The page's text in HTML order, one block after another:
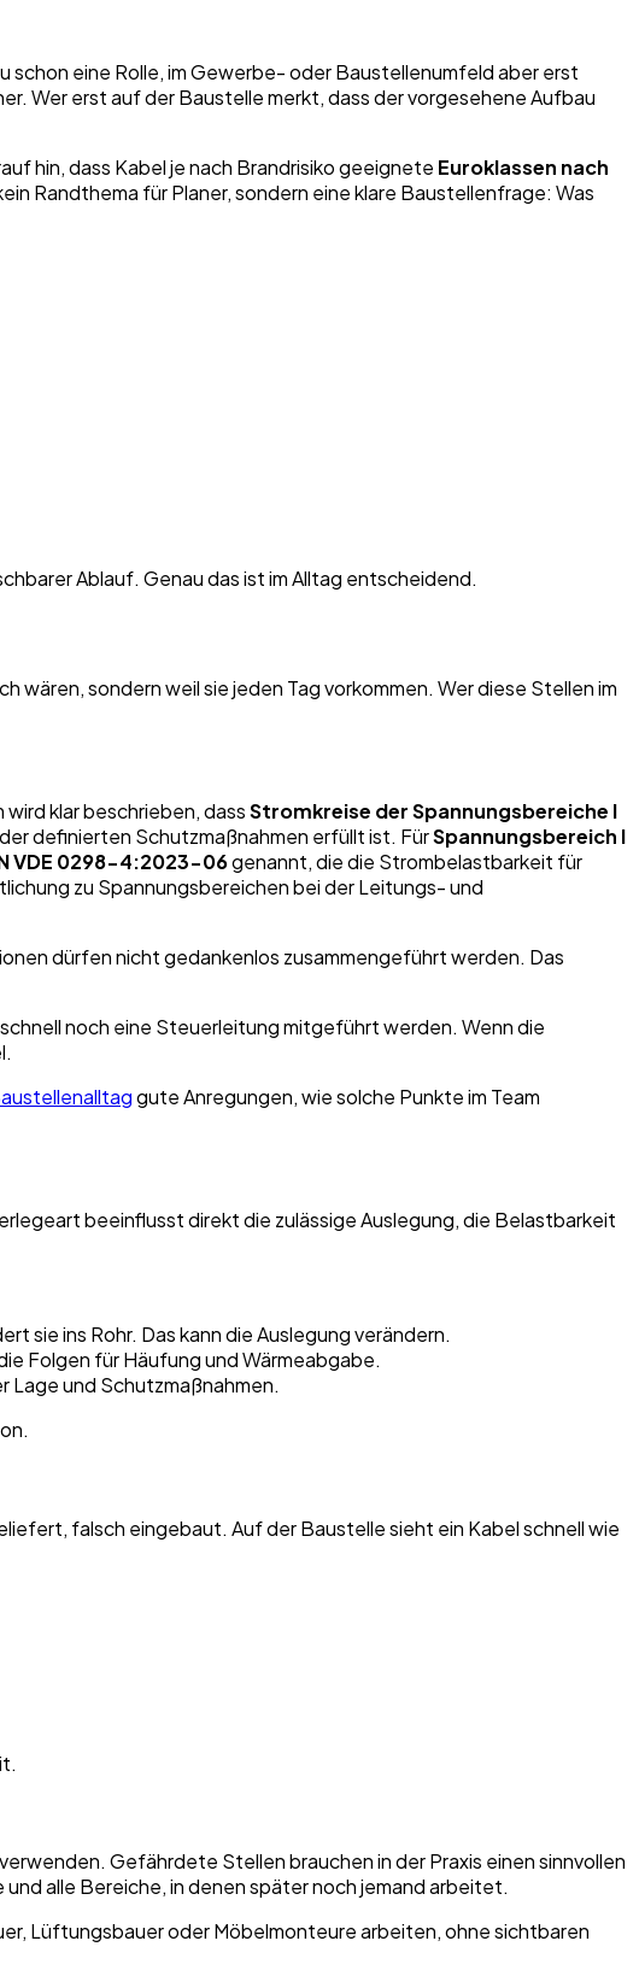
eine Rolle, im Gewerbe- oder Baustellenumfeld aber erst
Wer erst auf der Baustelle merkt, dass der vorgesehene Aufbau
hin, dass Kabel je nach Brandrisiko geeignete Euroklassen nach
Randthema für Planer, sondern eine klare Baustellenfrage: Was
Ablauf. Genau das ist im Alltag entscheidend.
sondern weil sie jeden Tag vorkommen. Wer diese Stellen im
klar beschrieben, dassStromkreise der Spannungsbereiche I
definierten Schutzmaßnahmen erfüllt ist. FürSpannungsbereich I
VDE 0298-4:2023-06genannt, die die Strombelastbarkeit für
zu Spannungsbereichen bei der Leitungs- und
dürfen nicht gedankenlos zusammengeführt werden. Das
noch eine Steuerleitung mitgeführt werden. Wenn die
gute Anregungen, wie solche Punkte im Team
beeinflusst direkt die zulässige Auslegung, die Belastbarkeit
sie ins Rohr. Das kann die Auslegung verändern.
Folgen für Häufung und Wärmeabgabe.
Lage und Schutzmaßnahmen.
falsch eingebaut. Auf der Baustelle sieht ein Kabel schnell wie
Gefährdete Stellen brauchen in der Praxis einen sinnvollen
alle Bereiche, in denen später noch jemand arbeitet.
Lüftungsbauer oder Möbelmonteure arbeiten, ohne sichtbaren